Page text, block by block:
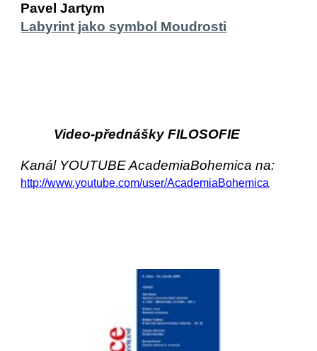
Pavel Jartym
Labyrint jako symbol Moudrosti
Video-přednášky FILOSOFIE
Kanál YOUTUBE AcademiaBohemica na:
http://www.youtube.com/user/AcademiaBohemica